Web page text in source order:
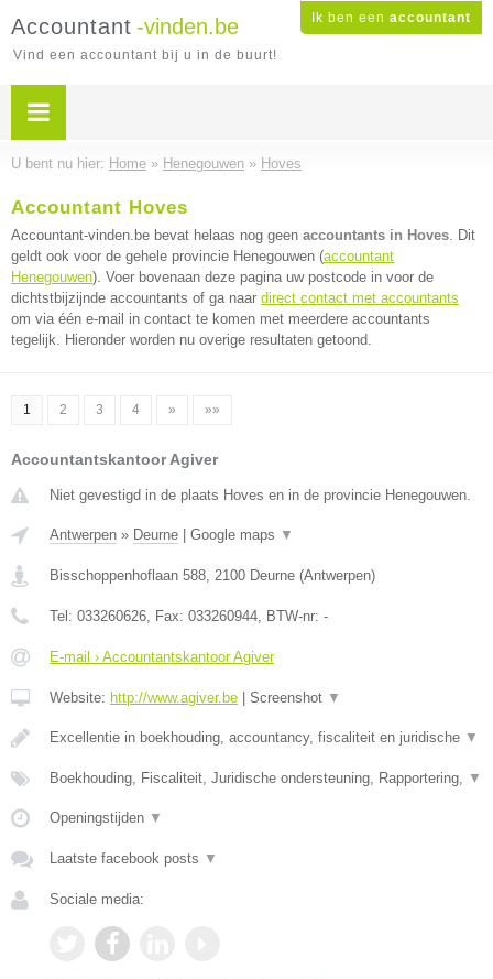
Ik ben een accountant
Accountant -vinden.be
Vind een accountant bij u in de buurt!
U bent nu hier: Home » Henegouwen » Hoves
Accountant Hoves
Accountant-vinden.be bevat helaas nog geen accountants in Hoves. Dit
geldt ook voor de gehele provincie Henegouwen (accountant
Henegouwen). Voer bovenaan deze pagina uw postcode in voor de
dichtstbijzijnde accountants of ga naar direct contact met accountants
om via één e-mail in contact te komen met meerdere accountants
tegelijk. Hieronder worden nu overige resultaten getoond.
1 2 3 4 » »»
Accountantskantoor Agiver
Niet gevestigd in de plaats Hoves en in de provincie Henegouwen.
Antwerpen » Deurne Google maps ▼
Bisschoppenhoflaan 588, 2100 Deurne (Antwerpen)
Tel: 033260626, Fax: 033260944, BTW-nr: -
E-mail › Accountantskantoor Agiver
Website: http://www.agiver.be Screenshot ▼
Excellentie in boekhouding, accountancy, fiscaliteit en juridische ▼
Boekhouding, Fiscaliteit, Juridische ondersteuning, Rapportering, ▼
Openingstijden ▼
Laatste facebook posts ▼
Sociale media: